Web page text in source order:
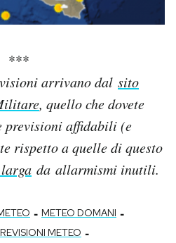
***
arrivano dal sito
, quello che dovete
previsioni affidabili (e
rispetto a quelle di questo
da allarmismi inutili.
- METEO DOMANI -
METEO -